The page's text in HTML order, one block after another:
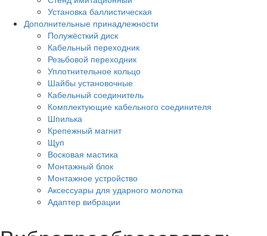
Установка баллистическая
Дополнительные принадлежности
Полужёсткий диск
Кабельный переходник
Резьбовой переходник
Уплотнительное кольцо
Шайбы установочные
Кабельный соединитель
Комплектующие кабельного соединителя
Шпилька
Крепежный магнит
Щуп
Восковая мастика
Монтажный блок
Монтажное устройство
Аксессуары для ударного молотка
Адаптер вибрации